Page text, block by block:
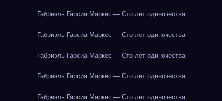
Габриэль Гарсиа Маркес — Сто лет одиночества
Габриэль Гарсиа Маркес — Сто лет одиночества
Габриэль Гарсиа Маркес — Сто лет одиночества
Габриэль Гарсиа Маркес — Сто лет одиночества
Габриэль Гарсиа Маркес — Сто лет одиночества